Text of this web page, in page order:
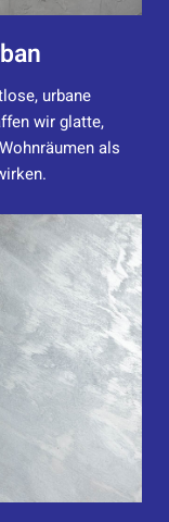
urbane
wir glatte,
als